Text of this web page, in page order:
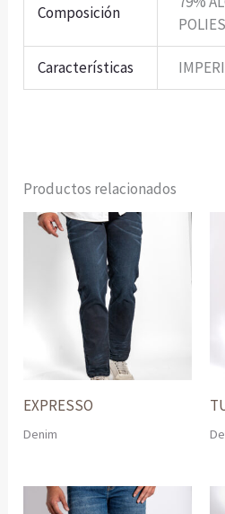
Composición
Características
Productos relacionados
EXPRESSO
Denim